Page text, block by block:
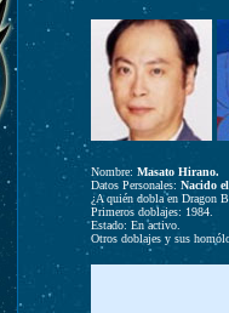
Nombre: Masato Hirano.
Datos Personales: Nacido
¿A quién dobla en Dragon
Primeros doblajes: 1984.
Estado: En activo.
Otros doblajes y sus